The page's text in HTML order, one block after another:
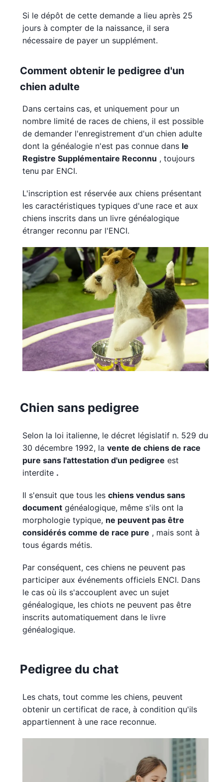
Si le dépôt de cette demande a lieu après 25
jours à compter de la naissance, il sera
nécessaire de payer un supplément.
Comment obtenir le pedigree d'un
chien adulte
Dans certains cas, et uniquement pour un
nombre limité de races de chiens, il est possible
de demander l'enregistrement d'un chien adulte
dont la généalogie n'est pas connue dans le
Registre Supplémentaire Reconnu , toujours
tenu par ENCI.
L'inscription est réservée aux chiens présentant
les caractéristiques typiques d'une race et aux
chiens inscrits dans un livre généalogique
étranger reconnu par l'ENCI.
Chien sans pedigree
Selon la loi italienne, le décret législatif n. 529 du
30 décembre 1992, la vente de chiens de race
pure sans l'attestation d'un pedigree est
interdite .
Il s'ensuit que tous les chiens vendus sans
document généalogique, même s'ils ont la
morphologie typique, ne peuvent pas être
considérés comme de race pure , mais sont à
tous égards métis.
Par conséquent, ces chiens ne peuvent pas
participer aux événements officiels ENCI. Dans
le cas où ils s'accouplent avec un sujet
généalogique, les chiots ne peuvent pas être
inscrits automatiquement dans le livre
généalogique.
Pedigree du chat
Les chats, tout comme les chiens, peuvent
obtenir un certificat de race, à condition qu'ils
appartiennent à une race reconnue.